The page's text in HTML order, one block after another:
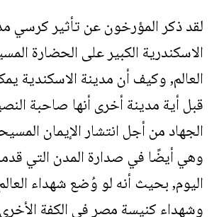
لقد ذكر المؤرخون عن تأثير كرسي
الاسكندرية الكبير على الحضارة
العالم, وكيف أن مدينة الاسكندية
قبل أية مدينة أخرى أنها صاحبة
الجهاد من أجل انتشار الإيمان
وهي أيضًا في صدارة المدن التي
اليوم, بحيث أنه لو وُضع شهداء
وشهداء كنيسة مصر في الكفة